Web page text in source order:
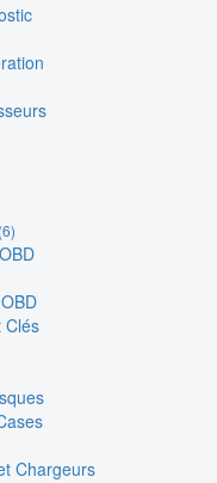
(6)
Clés
Chargeurs